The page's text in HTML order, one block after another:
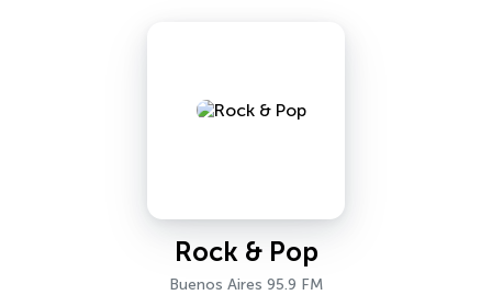
Rock & Pop
Buenos Aires 95.9 FM